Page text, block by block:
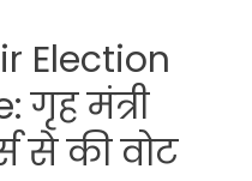
Election
गृह मंत्री
से की वोट